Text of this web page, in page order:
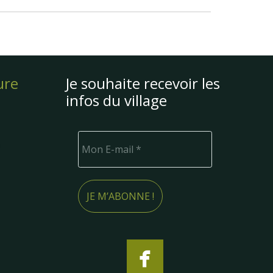
Je souhaite recevoir les
infos du village